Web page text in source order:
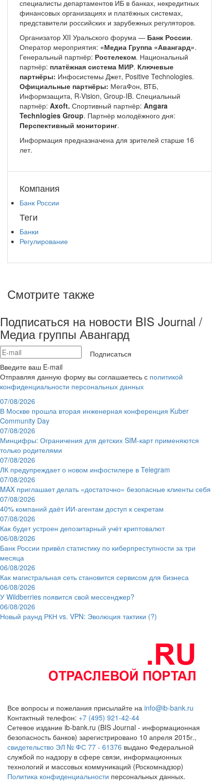
специалисты департаментов ИБ в банках, некредитных
финансовых организациях и платёжных системах,
представители российских и зарубежных регуляторов.
Организатор XII Уральского форума — Банк России.
Оператор мероприятия: «Медиа Группа «Авангард».
Генеральный партнёр: Ростелеком. Национальный
партнёр: платёжная система МИР. Ключевые
партнёры: Инфосистемы Джет, Positive Technologies.
Официальные партнёры: МегаФон, ВТБ,
Информзащита, R-Vision, Group-IB. Специальный
партнёр: Axoft. Спортивный партнёр: Angara
Technlogies Group. Партнёр молодёжного дня:
Перспективный мониторинг.
Информация предназначена для зрителей старше 16
лет.
Компания
Банк России
Теги
Банки
Регулирование
Смотрите также
Подписаться на новости BIS Journal /
Медиа группы Авангард
Подписаться
Введите ваш E-mail
Отправляя данную форму вы соглашаетесь с политикой
конфиденциальности персональных данных
07/08/2026
В Москве прошла вторая инженерная конференция Kuber
Community Day
07/08/2026
Минцифры: Ограничения для детских SIM-карт применяются
только родителями
07/08/2026
ЛК предупреждает о новом инфостилере в Telegram
07/08/2026
MAX приглашает делать «достаточно» безопасные клиенты себя
07/08/2026
40% компаний даёт ИИ‑агентам доступ к секретам
07/08/2026
Как будет устроен депозитарный учёт криптовалют
06/08/2026
Банк России привёл статистику по киберпреступности за три
месяца
06/08/2026
Как магистральная сеть становится сервисом для бизнеса
06/08/2026
У Wildberries появится свой мессенджер?
06/08/2026
Новый раунд РКН vs. VPN: Эволюция тактики (?)
Все вопросы и пожелания присылайте на info@ib-bank.ru
Контактный телефон: +7 (495) 921-42-44
Сетевое издание ib-bank.ru (BIS Journal - информационная
безопасность банков) зарегистрировано 10 апреля 2015г.,
свидетельство ЭЛ № ФС 77 - 61376 выдано Федеральной
службой по надзору в сфере связи, информационных
технологий и массовых коммуникаций (Роскомнадзор)
Политика конфиденциальности персональных данных.